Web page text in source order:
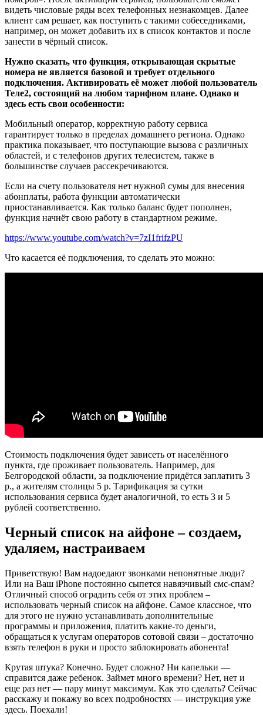
видеть числовые ряды всех телефонных незнакомцев. Далее
клиент сам решает, как поступить с такими собеседниками,
например, он может добавить их в список контактов и после
занести в чёрный список.
Нужно сказать, что функция, открывающая скрытые
номера не является базовой и требует отдельного
подключения. Активировать её может любой пользователь
Теле2, состоящий на любом тарифном плане. Однако и
здесь есть свои особенности:
Мобильный оператор, корректную работу сервиса
гарантирует только в пределах домашнего региона. Однако
практика показывает, что поступающие вызова с различных
областей, и с телефонов других телесистем, также в
большинстве случаев рассекречиваются.
Если на счету пользователя нет нужной сумы для внесения
абонплаты, работа функции автоматически
приостанавливается. Как только баланс будет пополнен,
функция начнёт свою работу в стандартном режиме.
https://www.youtube.com/watch?v=7zI1frifzPU
Что касается её подключения, то сделать это можно:
Стоимость подключения будет зависеть от населённого
пункта, где проживает пользователь. Например, для
Белгородской области, за подключение придётся заплатить 3
р., а жителям столицы 5 р. Тарификация за сутки
использования сервиса будет аналогичной, то есть 3 и 5
рублей соответственно.
Черный список на айфоне – создаем,
удаляем, настраиваем
Приветствую! Вам надоедают звонками непонятные люди?
Или на Ваш iPhone постоянно сыпется навязчивый смс-спам?
Отличный способ оградить себя от этих проблем –
использовать черный список на айфоне. Самое классное, что
для этого не нужно устанавливать дополнительные
программы и приложения, платить какие-то деньги,
обращаться к услугам операторов сотовой связи – достаточно
взять телефон в руки и просто заблокировать абонента!
Крутая штука? Конечно. Будет сложно? Ни капельки —
справится даже ребенок. Займет много времени? Нет, нет и
еще раз нет — пару минут максимум. Как это сделать? Сейчас
расскажу и покажу во всех подробностях — инструкция уже
здесь. Поехали!